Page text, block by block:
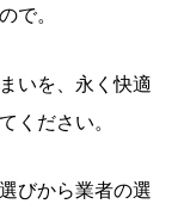
で。
いを、永く快適
ください。
びから業者の選